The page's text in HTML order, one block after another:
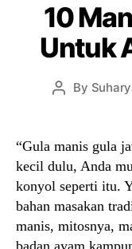
10
Untuk
Post
By
“Gula manis gula
kecil dulu, Anda
konyol seperti itu.
bahan masakan
manis, mitosnya,
badan ayam